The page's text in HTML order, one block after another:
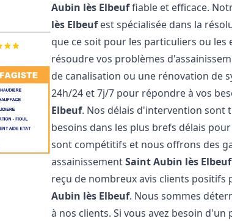
Aubin lès Elbeuffiable et efficace.
lès Elbeufest spécialisée dans la
que ce soit pour les particuliers ou
résoudre vos problèmes
de canalisation ou une rénovation de
24h/24 et 7j/7 pour répondre à vos
Elbeuf. Nos délais d'intervention sont
besoins dans les plus brefs délais
sont compétitifs et nous offrons des
assainissementSaint Aubin lès Elbeuf
reçu de nombreux avis clients
Aubin lès Elbeuf. Nous sommes
à nos clients. Si vous avez besoin d'un